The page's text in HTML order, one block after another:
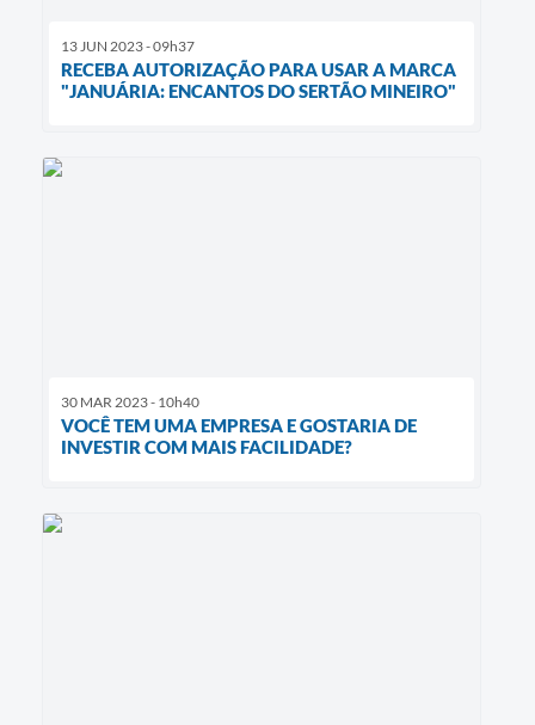
13 JUN 2023 - 09h37
RECEBA AUTORIZAÇÃO PARA USAR A MARCA
"JANUÁRIA: ENCANTOS DO SERTÃO MINEIRO"
30 MAR 2023 - 10h40
VOCÊ TEM UMA EMPRESA E GOSTARIA DE
INVESTIR COM MAIS FACILIDADE?